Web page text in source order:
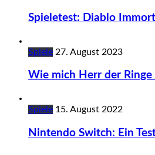
Spieletest: Diablo
Spiele 27. August 2023
Wie mich Herr der
Spiele 15. August 2022
Nintendo Switch: Ein